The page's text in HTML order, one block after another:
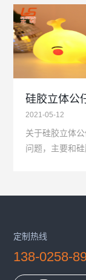
硅胶厂家，而
要是靠走量，当
胶LED发光公仔
一...
2021-05-12
关于硅胶立体
问题，主要和
所以我们在设
定制热线
138-0258-